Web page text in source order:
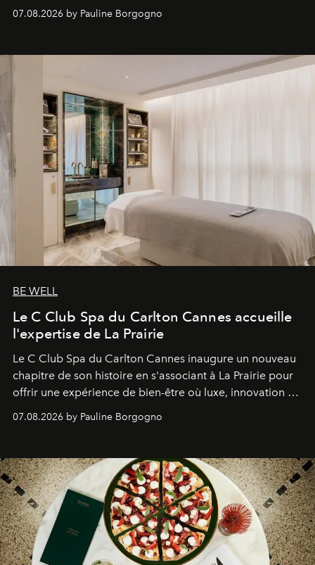
générationnel.
07.08.2026 by Pauline Borgogno
BE WELL
Le C Club Spa du Carlton Cannes accueille
l'expertise de La Prairie
Le C Club Spa du Carlton Cannes inaugure un nouveau
chapitre de son histoire en s'associant à La Prairie pour
offrir une expérience de bien-être où luxe, innovation et
07.08.2026 by Pauline Borgogno